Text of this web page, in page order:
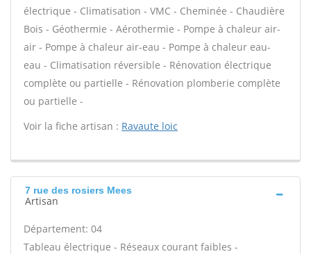
électrique - Climatisation - VMC - Cheminée - Chaudière
Bois - Géothermie - Aérothermie - Pompe à chaleur air-
air - Pompe à chaleur air-eau - Pompe à chaleur eau-
eau - Climatisation réversible - Rénovation électrique
complète ou partielle - Rénovation plomberie complète
ou partielle -
Voir la fiche artisan : Ravaute loic
7 rue des rosiers Mees
Artisan
Département: 04
Tableau électrique - Réseaux courant faibles -